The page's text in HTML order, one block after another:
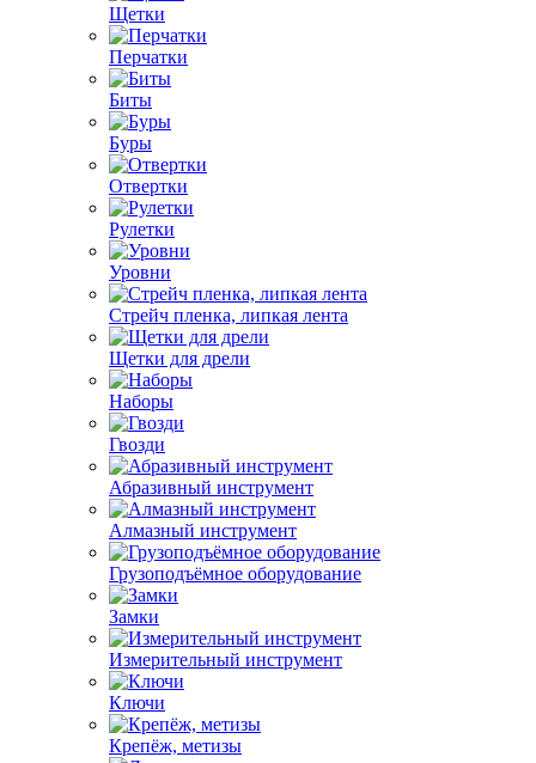
Щетки
Перчатки
Биты
Буры
Отвертки
Рулетки
Уровни
Стрейч пленка, липкая лента
Щетки для дрели
Наборы
Гвозди
Абразивный инструмент
Алмазный инструмент
Грузоподъёмное оборудование
Замки
Измерительный инструмент
Ключи
Крепёж, метизы